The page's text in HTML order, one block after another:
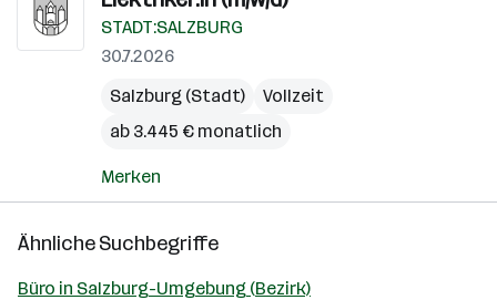
STADT:SALZBURG
30.7.2026
Salzburg (Stadt)
Vollzeit
ab 3.445 € monatlich
Merken
Ähnliche Suchbegriffe
Büro in Salzburg-Umgebung (Bezirk)